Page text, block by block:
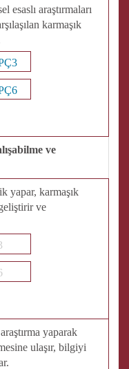
araştırmaları
karmaşık
ve
yapar, karmaşık
ve
yaparak
ulaşır, bilgiyi